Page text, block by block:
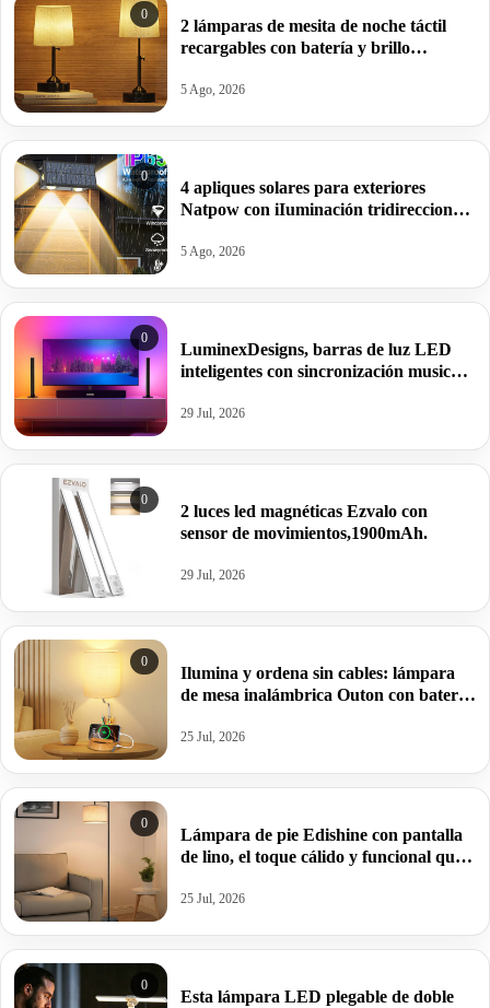
0
2 lámparas de mesita de noche táctil
recargables con batería y brillo
5 Ago, 2026
0
4 apliques solares para exteriores
Natpow con iIuminación tridireccional
5 Ago, 2026
0
LuminexDesigns, barras de luz LED
inteligentes con sincronización musical
29 Jul, 2026
0
2 luces led magnéticas Ezvalo con
sensor de movimientos,1900mAh.
29 Jul, 2026
0
Ilumina y ordena sin cables: lámpara
de mesa inalámbrica Outon con batería
25 Jul, 2026
0
Lámpara de pie Edishine con pantalla
de lino, el toque cálido y funcional que
25 Jul, 2026
0
Esta lámpara LED plegable de doble